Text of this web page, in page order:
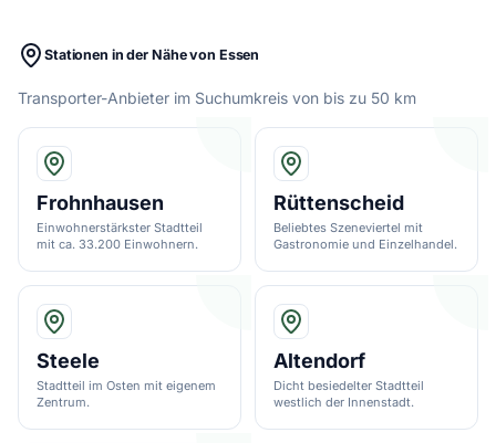
Stationen in der Nähe von Essen
Transporter-Anbieter im Suchumkreis von bis zu 50 km
Frohnhausen
Einwohnerstärkster Stadtteil
mit ca. 33.200 Einwohnern.
Rüttenscheid
Beliebtes Szeneviertel mit
Gastronomie und Einzelhandel.
Steele
Stadtteil im Osten mit eigenem
Zentrum.
Altendorf
Dicht besiedelter Stadtteil
westlich der Innenstadt.